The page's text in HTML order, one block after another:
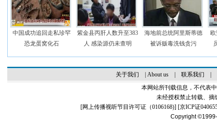
中国成功追回走私珍罕
恐龙蛋窝化石
紫金县丙肝人数升至383
人 感染源仍未查明
海地前总统阿里斯蒂德
被诉贩毒洗钱贪污
关于我们 About us| 联系我们
本网站所刊载信息，不代表
未经授权禁止转载、摘
[网上传播视听节目许可证（0106168)] [京ICP证
Copyright